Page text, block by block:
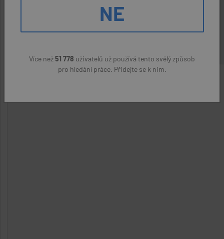
PQT Prosperity Invest s.r.o.(přes úřad práce)
NE
Více než51 778 uživatelů už používá tento svělý způsob
pro hledání práce. Přidejte se k nim.